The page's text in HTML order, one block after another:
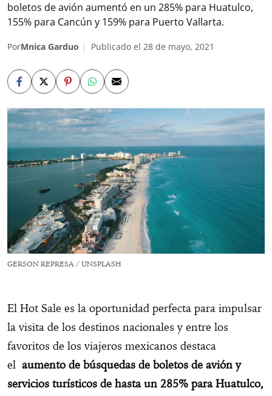
boletos de avión aumentó en un 285% para Huatulco,
155% para Cancún y 159% para Puerto Vallarta.
PorMnica Garduo Publicado el 28 de mayo, 2021
GERSON REPRESA / UNSPLASH
El Hot Sale es la oportunidad perfecta para impulsar
la visita de los destinos nacionales y entre los
favoritos de los viajeros mexicanos destaca
el aumento de búsquedas de boletos de avión y
servicios turísticos de hasta un 285% para Huatulco,